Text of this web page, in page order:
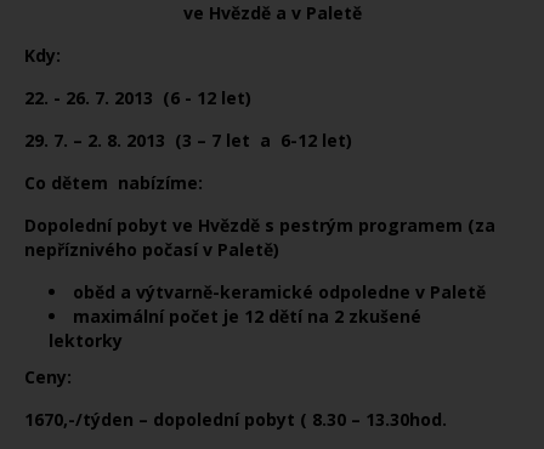
ve Hvězděa v Paletě
Kdy:
22. - 26. 7. 2013 (6 - 12 let)
29. 7. – 2. 8. 2013 (3 – 7 let a 6-12 let)
Co dětem nabízíme:
Dopolední pobyt ve Hvězdě s pestrým programem (za
nepříznivého počasí v Paletě)
oběd a výtvarně-keramické odpoledne v Paletě
maximální počet je 12 dětí na 2 zkušené
lektorky
Ceny:
1670,-/týden – dopolední pobyt ( 8.30 – 13.30hod.